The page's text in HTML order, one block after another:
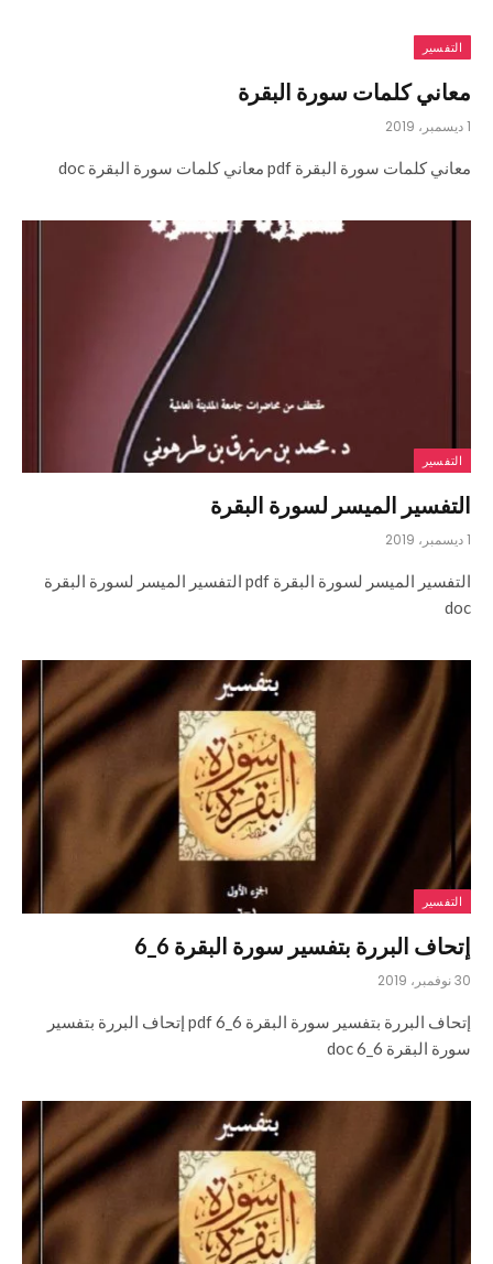
التفسير
معاني كلمات سورة البقرة
1 ديسمبر، 2019
معاني كلمات سورة البقرة pdf معاني كلمات سورة البقرة doc
التفسير
التفسير الميسر لسورة البقرة
1 ديسمبر، 2019
التفسير الميسر لسورة البقرة pdf التفسير الميسر لسورة البقرة
doc
التفسير
إتحاف البررة بتفسير سورة البقرة 6_6
30 نوفمبر، 2019
إتحاف البررة بتفسير سورة البقرة 6_6 pdf إتحاف البررة بتفسير
سورة البقرة 6_6 doc